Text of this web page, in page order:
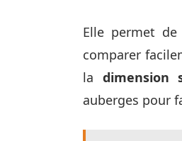
Elle permet
comparer
la dimension
auberges pour